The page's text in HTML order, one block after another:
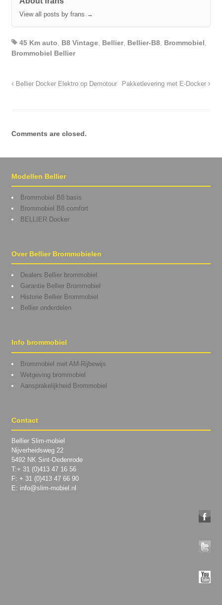
View all posts by frans →
45 Km auto B8 Vintage, Bellier, Bellier-B8, Brommobiel
Brommobiel Bellier
Bellier Docker Elektro op Demotour Pakketlevering met E-Docker
Comments are closed.
Modellen Bellier
Brommobiel B8 basis
Brommobiel B8 comfort
BELLIER Docker
Over Bellier Brommobielen
Dealers Bellier brommobiel
Garantie Bellier Brommobiel
Historie Bellier Brommobiel
Bellier onderdelen
Info brommobiel
Brommobiel met AM-Rijbewijs
Wetgeving brommobiel
Aansprakelijkheid Brommobiel
Contact
Bellier Slim-mobiel
Nijverheidsweg 22
5492 NK Sint-Oedenrode
T:+ 31 (0)413 47 16 56
F: + 31 (0)413 47 66 90
E: info@slim-mobiel.nl